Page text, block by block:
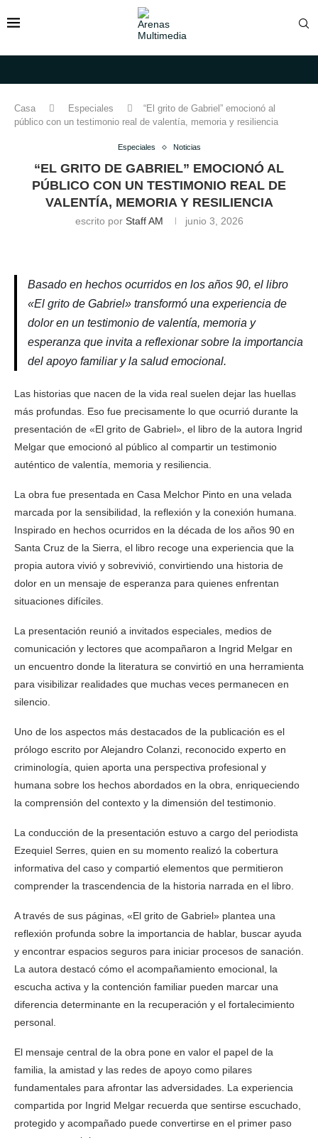
Casa Especiales
“El grito de Gabriel” emocionó al
público con un testimonio real de valentía, memoria y resiliencia
Especiales Noticias
“EL GRITO DE GABRIEL” EMOCIONÓ AL
PÚBLICO CON UN TESTIMONIO REAL DE
VALENTÍA, MEMORIA Y RESILIENCIA
escrito por Staff AM junio 3, 2026
Basado en hechos ocurridos en los años 90, el libro
«El grito de Gabriel» transformó una experiencia de
dolor en un testimonio de valentía, memoria y
esperanza que invita a reflexionar sobre la importancia
del apoyo familiar y la salud emocional.
Las historias que nacen de la vida real suelen dejar las huellas
más profundas. Eso fue precisamente lo que ocurrió durante la
presentación de «El grito de Gabriel», el libro de la autora Ingrid
Melgar que emocionó al público al compartir un testimonio
auténtico de valentía, memoria y resiliencia.
La obra fue presentada en Casa Melchor Pinto en una velada
marcada por la sensibilidad, la reflexión y la conexión humana.
Inspirado en hechos ocurridos en la década de los años 90 en
Santa Cruz de la Sierra, el libro recoge una experiencia que la
propia autora vivió y sobrevivió, convirtiendo una historia de
dolor en un mensaje de esperanza para quienes enfrentan
situaciones difíciles.
La presentación reunió a invitados especiales, medios de
comunicación y lectores que acompañaron a Ingrid Melgar en
un encuentro donde la literatura se convirtió en una herramienta
para visibilizar realidades que muchas veces permanecen en
silencio.
Uno de los aspectos más destacados de la publicación es el
prólogo escrito por Alejandro Colanzi, reconocido experto en
criminología, quien aporta una perspectiva profesional y
humana sobre los hechos abordados en la obra, enriqueciendo
la comprensión del contexto y la dimensión del testimonio.
La conducción de la presentación estuvo a cargo del periodista
Ezequiel Serres, quien en su momento realizó la cobertura
informativa del caso y compartió elementos que permitieron
comprender la trascendencia de la historia narrada en el libro.
A través de sus páginas, «El grito de Gabriel» plantea una
reflexión profunda sobre la importancia de hablar, buscar ayuda
y encontrar espacios seguros para iniciar procesos de sanación.
La autora destacó cómo el acompañamiento emocional, la
escucha activa y la contención familiar pueden marcar una
diferencia determinante en la recuperación y el fortalecimiento
personal.
El mensaje central de la obra pone en valor el papel de la
familia, la amistad y las redes de apoyo como pilares
fundamentales para afrontar las adversidades. La experiencia
compartida por Ingrid Melgar recuerda que sentirse escuchado,
protegido y acompañado puede convertirse en el primer paso